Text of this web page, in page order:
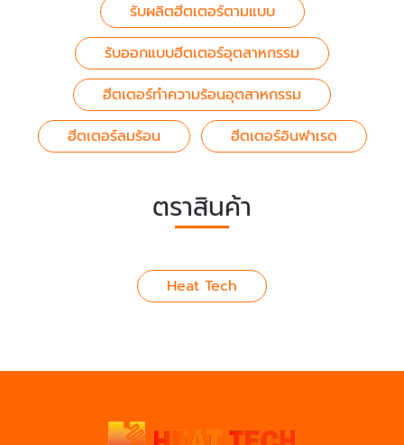
รับผลิตฮีตเตอร์ตามแบบ
รับออกแบบฮีตเตอร์อุตสาหกรรม
ฮีตเตอร์ทำความร้อนอุตสาหกรรม
ฮีตเตอร์ลมร้อน
ฮีตเตอร์อินฟาเรด
ตราสินค้า
Heat Tech